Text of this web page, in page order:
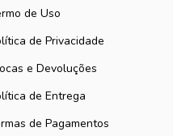
de Uso
de Privacidade
e Devoluções
de Entrega
de Pagamentos